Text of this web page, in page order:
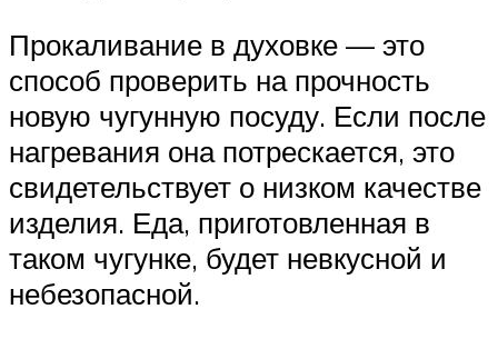
Прокаливание в духовке — это
способ проверить на прочность
новую чугунную посуду. Если после
нагревания она потрескается, это
свидетельствует о низком качестве
изделия. Еда, приготовленная в
таком чугунке, будет невкусной и
небезопасной.